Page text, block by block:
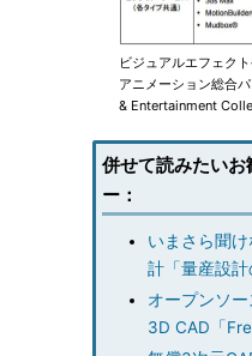
ビジュアルエフェク
アニメーション総合
& Entertainment
併せて読みたい
ー：
いまさら聞
計「量産設計
オープンソ
3D CAD「